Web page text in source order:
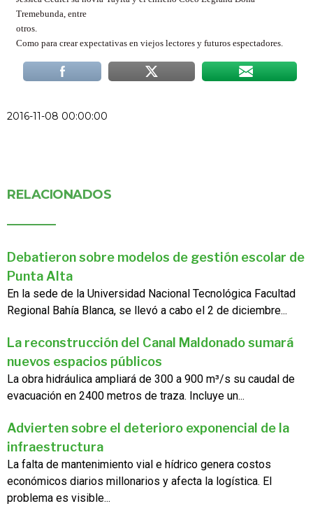
Tremebunda, entre
otros.
Como para crear expectativas en viejos lectores y futuros espectadores.
2016-11-08 00:00:00
RELACIONADOS
Debatieron sobre modelos de gestión escolar de
Punta Alta
En la sede de la Universidad Nacional Tecnológica Facultad
Regional Bahía Blanca, se llevó a cabo el 2 de diciembre...
La reconstrucción del Canal Maldonado sumará
nuevos espacios públicos
La obra hidráulica ampliará de 300 a 900 m³/s su caudal de
evacuación en 2400 metros de traza. Incluye un...
Advierten sobre el deterioro exponencial de la
infraestructura
La falta de mantenimiento vial e hídrico genera costos
económicos diarios millonarios y afecta la logística. El
problema es visible...